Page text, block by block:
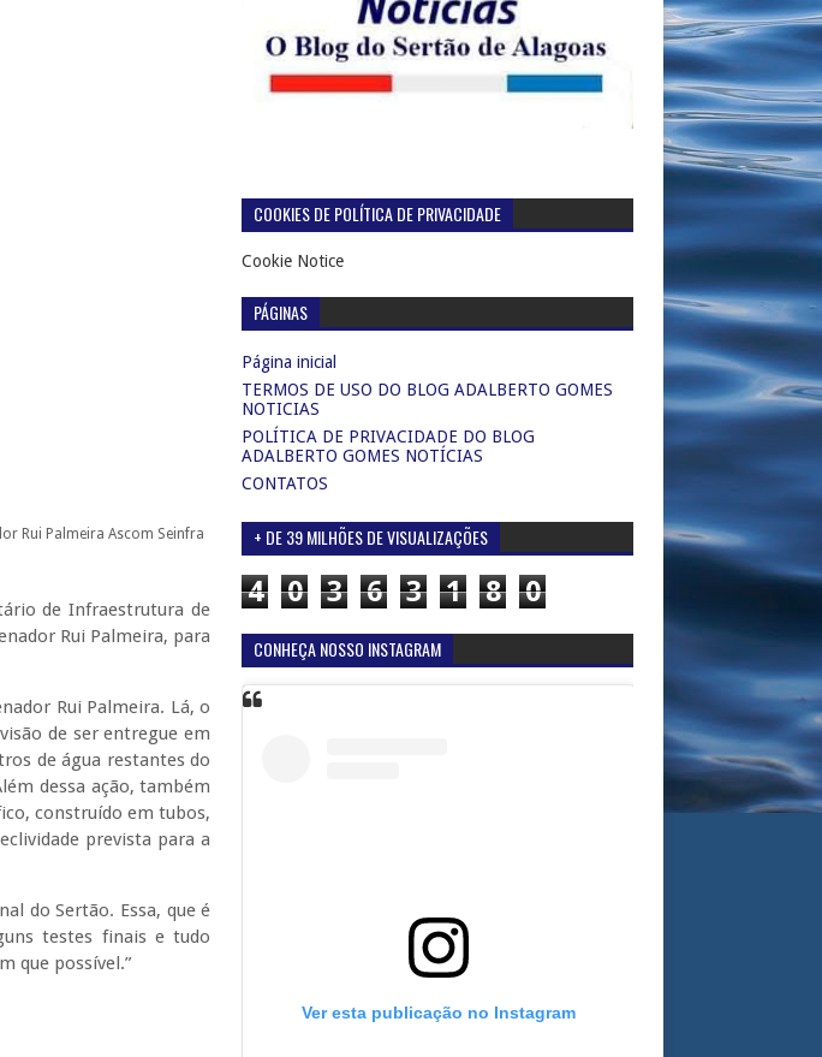
Rui Palmeira Ascom Seinfra
de Infraestrutura de
Rui Palmeira, para
Rui Palmeira. Lá, o
de ser entregue em
de água restantes do
dessa ação, também
construído em tubos,
prevista para a
do Sertão. Essa, que é
testes finais e tudo
que possível.”
COOKIES DE POLÍTICA DE PRIVACIDADE
Cookie Notice
PÁGINAS
Página inicial
TERMOS DE USO DO BLOG ADALBERTO GOMES
NOTICIAS
POLÍTICA DE PRIVACIDADE DO BLOG
ADALBERTO GOMES NOTÍCIAS
CONTATOS
+ DE 39 MILHÕES DE VISUALIZAÇÕES
4 0 3 6 3 1 8 0
CONHEÇA NOSSO INSTAGRAM
Ver esta publicação no Instagram